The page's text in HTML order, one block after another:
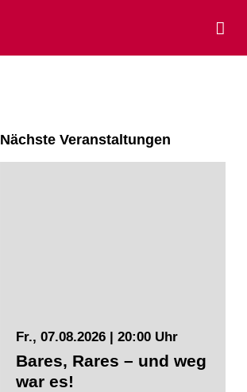
Nächste Veranstaltungen
Fr., 07.08.2026 | 20:00 Uhr
Bares, Rares – und weg
war es!